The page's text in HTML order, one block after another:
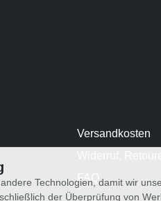
Versandkosten
FAQ
Technologien, damit wir
der Überprüfung von